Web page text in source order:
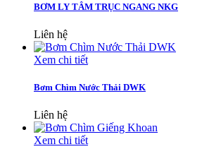
BƠM LY TÂM TRỤC NGANG NKG
Liên hệ
Xem chi tiết
Bơm Chìm Nước Thải DWK
Liên hệ
Xem chi tiết